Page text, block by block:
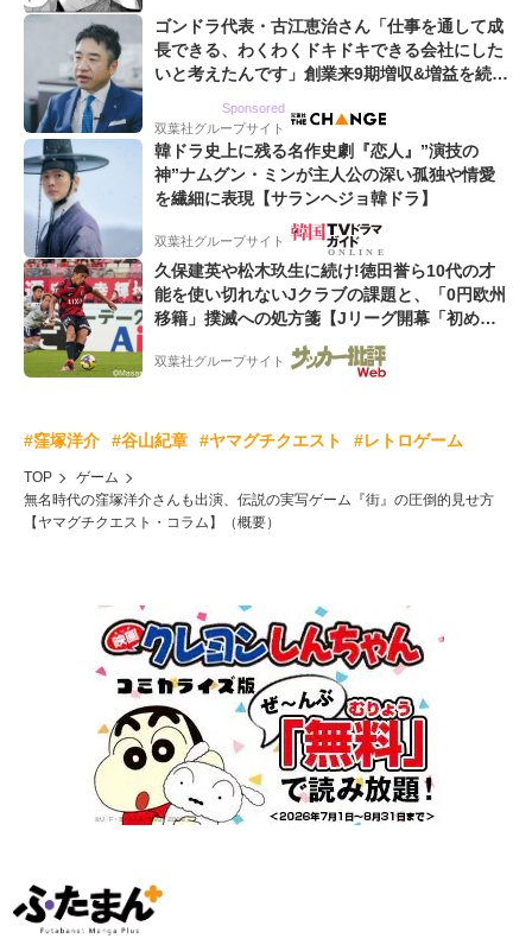
ゴンドラ代表・古江恵治さん「仕事を通して成
長できる、わくわくドキドキできる会社にした
いと考えたんです」創業来9期増収&増益を続け
Sponsored
双葉社グループサイト
韓ドラ史上に残る名作史劇『恋人』”演技の
神”ナムグン・ミンが主人公の深い孤独や情愛
を繊細に表現【サランヘジョ韓ドラ】
双葉社グループサイト
久保建英や松木玖生に続け!徳田誉ら10代の才
能を使い切れないJクラブの課題と、「0円欧州
移籍」撲滅への処方箋【Jリーグ開幕「初めて
の秋春制」の大激論】(5)
双葉社グループサイト
#窪塚洋介 #谷山紀章 #ヤマグチクエスト #レトロゲーム
TOP
ゲーム
無名時代の窪塚洋介さんも出演、伝説の実写ゲーム『街』の圧倒的見せ方
【ヤマグチクエスト・コラム】（概要）